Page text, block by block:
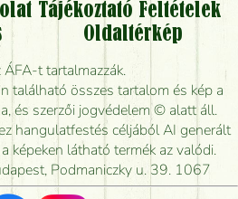
lehet rendelni?
úgy, hogy még ma
elkészíteni a csokrot, és
kiszállítani?
van önöknél?
Tájékoztató Feltételek
Oldaltérkép
ÁFA-t tartalmazzák.
található összes tartalom és kép a
és szerzői jogvédelem © alatt áll.
hangulatfestés céljából AI generált
képeken látható termék az valódi.
Podmaniczky u. 39. 1067